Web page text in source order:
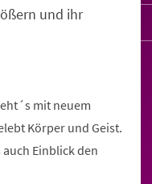
und ihr
mit neuem
Körper und Geist.
Einblick den